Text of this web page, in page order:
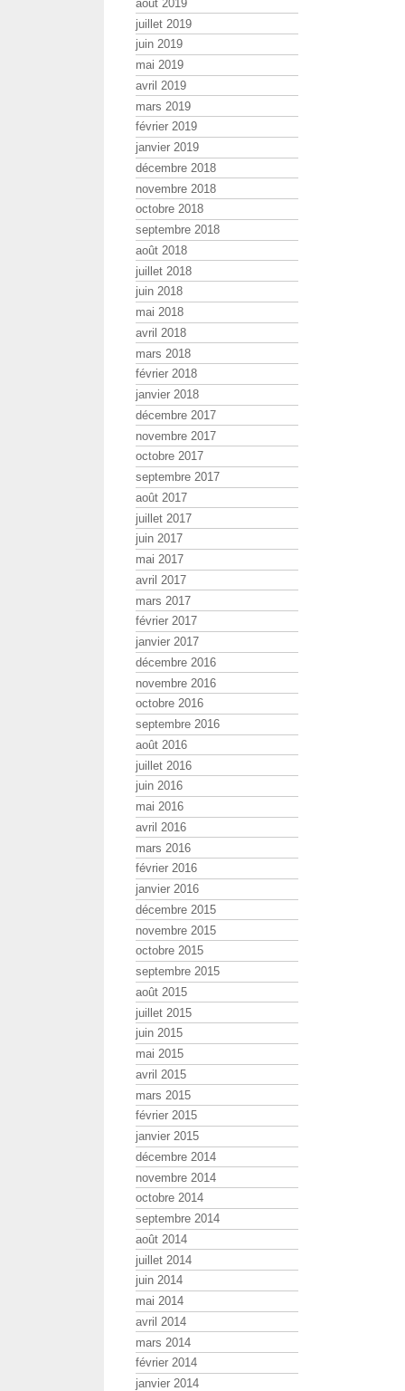
août 2019
juillet 2019
juin 2019
mai 2019
avril 2019
mars 2019
février 2019
janvier 2019
décembre 2018
novembre 2018
octobre 2018
septembre 2018
août 2018
juillet 2018
juin 2018
mai 2018
avril 2018
mars 2018
février 2018
janvier 2018
décembre 2017
novembre 2017
octobre 2017
septembre 2017
août 2017
juillet 2017
juin 2017
mai 2017
avril 2017
mars 2017
février 2017
janvier 2017
décembre 2016
novembre 2016
octobre 2016
septembre 2016
août 2016
juillet 2016
juin 2016
mai 2016
avril 2016
mars 2016
février 2016
janvier 2016
décembre 2015
novembre 2015
octobre 2015
septembre 2015
août 2015
juillet 2015
juin 2015
mai 2015
avril 2015
mars 2015
février 2015
janvier 2015
décembre 2014
novembre 2014
octobre 2014
septembre 2014
août 2014
juillet 2014
juin 2014
mai 2014
avril 2014
mars 2014
février 2014
janvier 2014